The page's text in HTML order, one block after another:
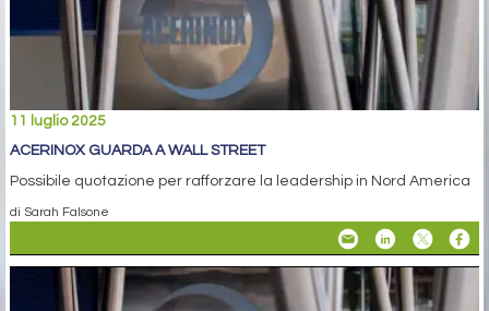
11 luglio 2025
ACERINOX GUARDA A WALL STREET
Possibile quotazione per rafforzare la leadership in Nord America
di Sarah Falsone